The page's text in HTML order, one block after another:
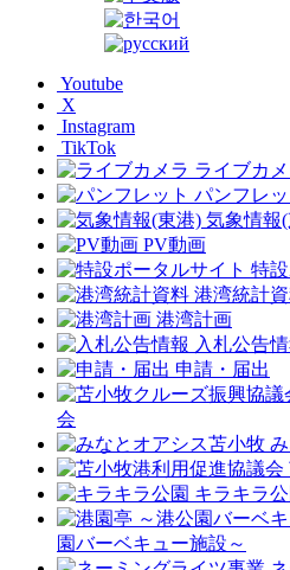
Youtube
X
Instagram
TikTok
ライブカ
パンフレッ
気象情報
PV動画
特
港湾統計
港湾計画
入札公告
申請・届出
会
キラキラ公
園バーベキュー施設～